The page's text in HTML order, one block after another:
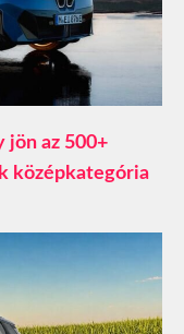
jön az 500+
középkategória